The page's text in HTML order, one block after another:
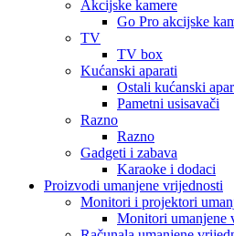
Akcijske kamere
Go Pro akcijske
TV
TV box
Kućanski aparati
Ostali kućanski
Pametni usisavači
Razno
Razno
Gadgeti i zabava
Karaoke i dodaci
Proizvodi umanjene vrijednosti
Monitori i projektori
Monitori umanjene